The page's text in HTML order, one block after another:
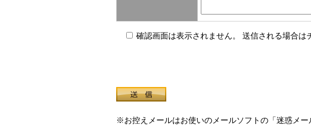
確認画面は表示されません。 送信される場合は
※お控えメールはお使いのメールソフトの「迷惑メー